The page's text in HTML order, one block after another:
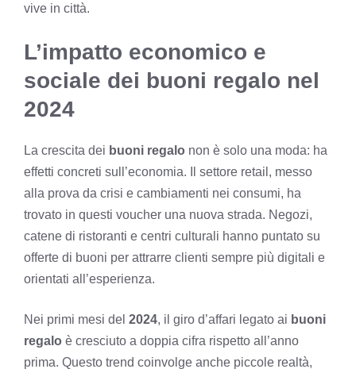
vive in città.
L’impatto economico e
sociale dei buoni regalo nel
2024
La crescita dei buoni regalo non è solo una moda: ha
effetti concreti sull’economia. Il settore retail, messo
alla prova da crisi e cambiamenti nei consumi, ha
trovato in questi voucher una nuova strada. Negozi,
catene di ristoranti e centri culturali hanno puntato su
offerte di buoni per attrarre clienti sempre più digitali e
orientati all’esperienza.
Nei primi mesi del 2024, il giro d’affari legato ai buoni
regalo è cresciuto a doppia cifra rispetto all’anno
prima. Questo trend coinvolge anche piccole realtà,